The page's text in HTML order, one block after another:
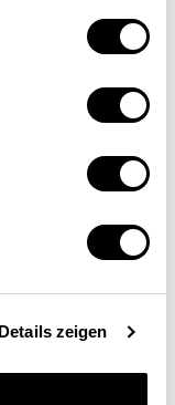
Details zeigen